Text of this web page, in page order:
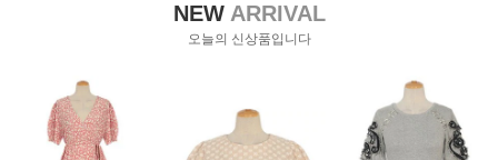
NEWARRIVAL
오늘의 신상품입니다